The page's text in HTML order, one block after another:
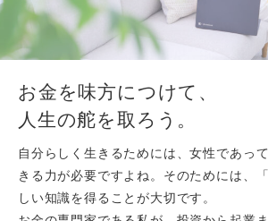
お金を味方につけて、
人生の舵を取ろう。
自分らしく生きるためには、女性であっ
きる力が必要ですよね。そのためには、
しい知識を得ることが大切です。